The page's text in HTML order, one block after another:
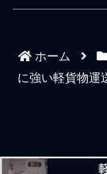
イージーミスが
れなければミス
いものだと思い
が、それが最も
軽貨物ドライバ
ホーム
に強い軽貨物運